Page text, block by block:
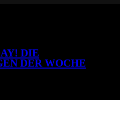
DIE
DER WOCHE